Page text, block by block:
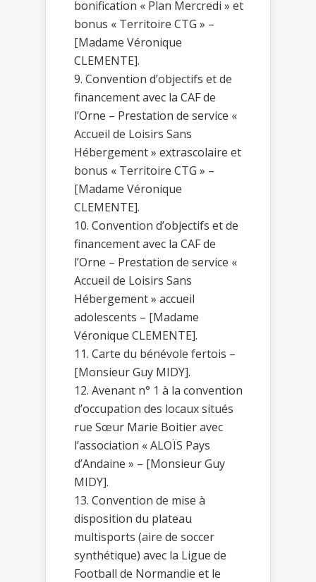
bonification « Plan Mercredi » et
bonus « Territoire CTG » –
[Madame Véronique
CLEMENTE].
Convention d’objectifs et de
financement avec la CAF de
l’Orne – Prestation de service «
Accueil de Loisirs Sans
Hébergement » extrascolaire et
bonus « Territoire CTG » –
[Madame Véronique
CLEMENTE].
Convention d’objectifs et de
financement avec la CAF de
l’Orne – Prestation de service «
Accueil de Loisirs Sans
Hébergement » accueil
adolescents – [Madame
Véronique CLEMENTE].
Carte du bénévole fertois –
[Monsieur Guy MIDY].
Avenant n° 1 à la convention
d’occupation des locaux situés
rue Sœur Marie Boitier avec
l’association « ALOÏS Pays
d’Andaine » – [Monsieur Guy
MIDY].
Convention de mise à
disposition du plateau
multisports (aire de soccer
synthétique) avec la Ligue de
Football de Normandie et le